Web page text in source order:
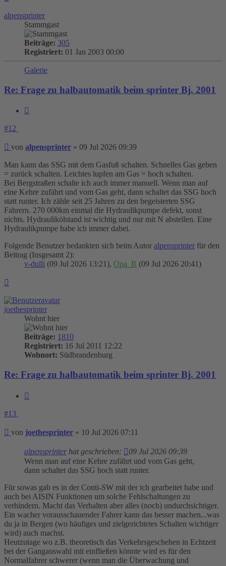
alpensprinter
Stammgast
Beiträge: 305
Registriert: 01 Jan 2003 00:00
Galerie
Re: Frage zu halbautomatik beim sprinter Bj. 2001
#12
Beitrag
von alpensprinter » 09 Jul 2026 09:39
Man kann das SSG mit dem Gasfuß schalten. Schnelles Gas geben
= zurück schalten. Leichtes lupfen am Gas = hoch schalten.
Bei Bergstraßen schalte ich auch immer manuell. Wenn man auf
eine Kehre zufährt und vom Gas geht, dann schaltet das SSG hoch
statt runter. Ich zähle seit 25 Jahren zu den begeisterten SSG
Fahrern. 270 000km einmal die Hydraulikpumpe defekt, sonst
nichts. Hydraulikölstand ist wichtig und nur mit N abstellen. Eine
Hydraulikpumpe habe ich immer dabei.
Folgende Benutzer bedankten sich beim Autor alpensprinter für den
Beitrag (Insgesamt 2):
v-dulli (09 Jul 2026 13:21), Opa_R (09 Jul 2026 20:41)
joethesprinter
Wohnt hier
Beiträge: 1810
Registriert: 16 Jul 2011 12:22
Wohnort: Südbrandenburg
Re: Frage zu halbautomatik beim sprinter Bj. 2001
#13
Beitrag
von joethesprinter » 10 Jul 2026 07:11
alpensprinter hat geschrieben:
09 Jul 2026 09:39
Wenn man auf eine Kehre zufährt und vom Gas geht,
dann schaltet das SSG hoch statt runter.
Für sowas gab es in der Conti-SW mit der ich gearbeitet habe und
auch bei AISIN Funktionen um solche Fehlschaltungen zu
verhindern. Macht das Verhalten aber alles (noch) undurchsichtiger.
Ein wacher vorausschauender Fahrer kann das besser machen...was
du ja in Bergen (wo häufiges und zielgerichtetes Schalten wichtiger
wird) auch machst.
Heutzutage wo z.B. theoretisch das Verkehrsgeschehen in Echtzeit
bei der Gangauswahl mit einfließen könnte wird es für den
Normalfahrer schwerer (wenn man die Überwachung und